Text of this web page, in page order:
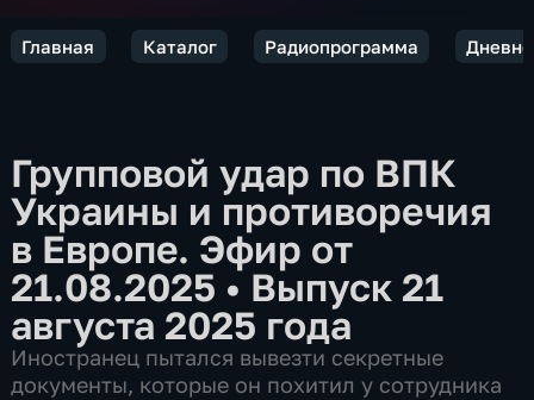
Главная Каталог Радиопрограмма
Групповой удар по ВПК
Украины и противоречия
в Европе. Эфир от
21.08.2025 • Выпуск 21
августа 2025 года
Иностранец пытался вывезти секретные
документы, которые он похитил у сотрудника